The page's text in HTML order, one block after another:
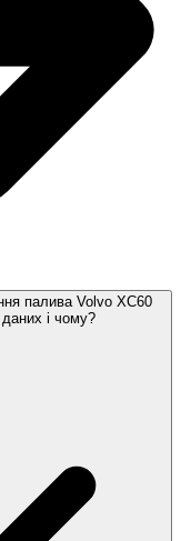
палива Volvo XC60
і чому?